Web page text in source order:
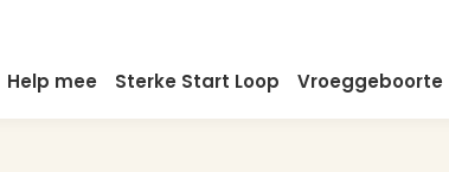
Help mee Sterke Start Loop Vroeggeboorte